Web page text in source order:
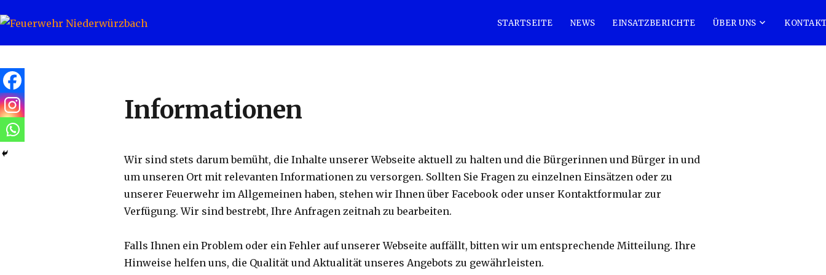
Feuerwehr Niederwürzbach
STARTSEITE NEWS EINSATZBERICHTE ÜBER UNS
Informationen
Wir sind stets darum bemüht, die Inhalte unserer Webseite aktuell zu halten und die Bürgerinnen und Bürger in und
um unseren Ort mit relevanten Informationen zu versorgen. Sollten Sie Fragen zu einzelnen Einsätzen oder zu
unserer Feuerwehr im Allgemeinen haben, stehen wir Ihnen über Facebook oder unser Kontaktformular zur
Verfügung. Wir sind bestrebt, Ihre Anfragen zeitnah zu bearbeiten.
Falls Ihnen ein Problem oder ein Fehler auf unserer Webseite auffällt, bitten wir um entsprechende Mitteilung. Ihre
Hinweise helfen uns, die Qualität und Aktualität unseres Angebots zu gewährleisten.